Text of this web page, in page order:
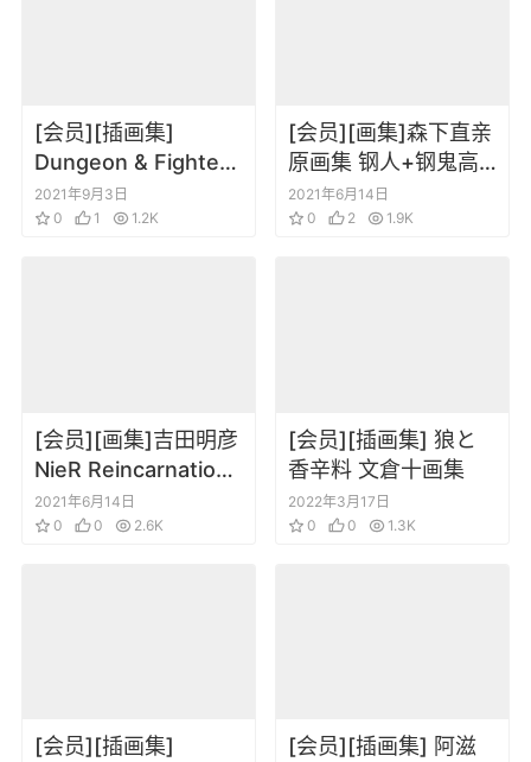
[会员][插画集]
Dungeon & Fighter
地下城与勇士五周年
设定插画集
2021年9月3日
0
1 1.2K
[会员][画集]森下直亲
原画集 钢人+钢鬼高
达机体插画集
2021年6月14日
0
2 1.9K
[会员][画集]吉田明彦
NieR Reincarnation
尼尔转生设定插画集
2021年6月14日
0
0 2.6K
[会员][插画集] 狼と
香辛料 文倉十画集
2022年3月17日
0
0 1.3K
[会员][插画集]
[会员][插画集] 阿滋